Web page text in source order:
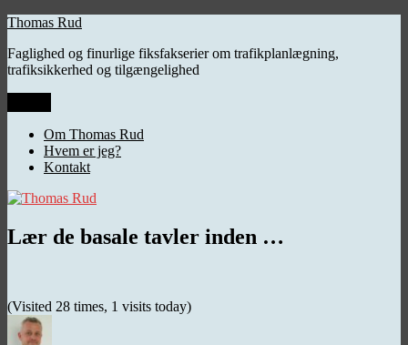
Videre
indhold
Thomas Rud
Faglighed og finurlige fiksfakserier om trafikplanlægning,
trafiksikkerhed og tilgængelighed
Om Thomas Rud
Hvem er jeg?
Kontakt
Lær de basale tavler inden …
(Visited 28 times, 1 visits today)